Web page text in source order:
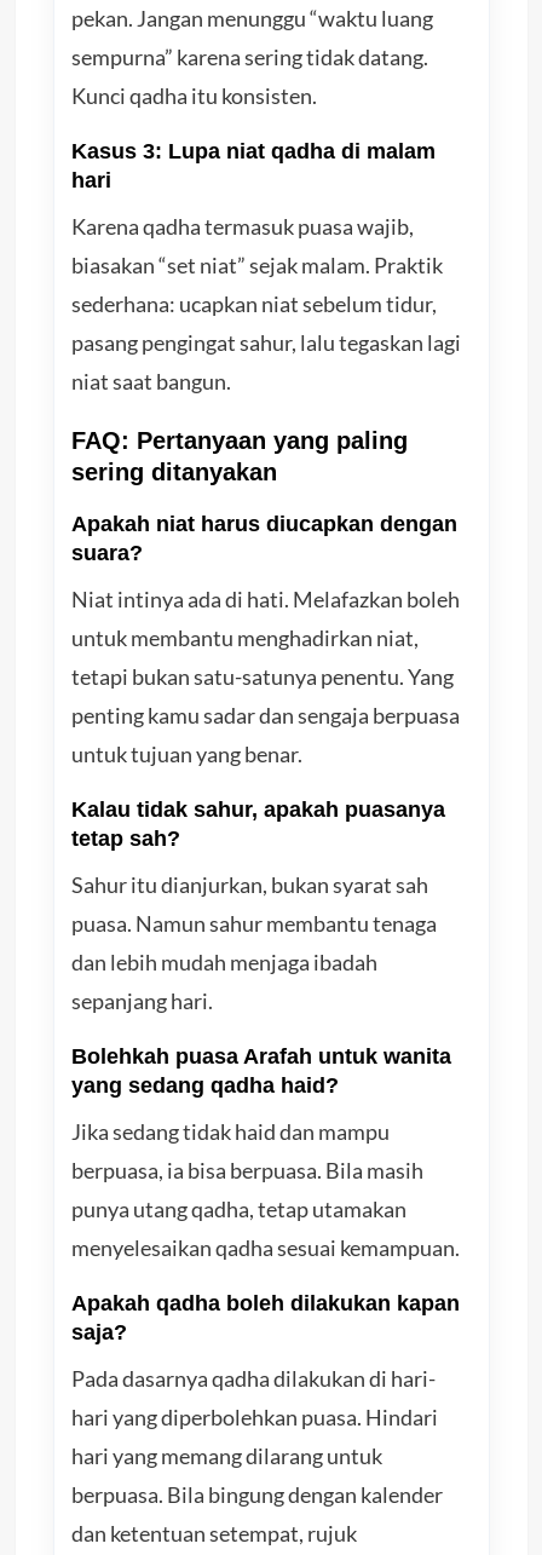
pekan. Jangan menunggu “waktu luang
sempurna” karena sering tidak datang.
Kunci qadha itu konsisten.
Kasus 3: Lupa niat qadha di malam
hari
Karena qadha termasuk puasa wajib,
biasakan “set niat” sejak malam. Praktik
sederhana: ucapkan niat sebelum tidur,
pasang pengingat sahur, lalu tegaskan lagi
niat saat bangun.
FAQ: Pertanyaan yang paling
sering ditanyakan
Apakah niat harus diucapkan dengan
suara?
Niat intinya ada di hati. Melafazkan boleh
untuk membantu menghadirkan niat,
tetapi bukan satu-satunya penentu. Yang
penting kamu sadar dan sengaja berpuasa
untuk tujuan yang benar.
Kalau tidak sahur, apakah puasanya
tetap sah?
Sahur itu dianjurkan, bukan syarat sah
puasa. Namun sahur membantu tenaga
dan lebih mudah menjaga ibadah
sepanjang hari.
Bolehkah puasa Arafah untuk wanita
yang sedang qadha haid?
Jika sedang tidak haid dan mampu
berpuasa, ia bisa berpuasa. Bila masih
punya utang qadha, tetap utamakan
menyelesaikan qadha sesuai kemampuan.
Apakah qadha boleh dilakukan kapan
saja?
Pada dasarnya qadha dilakukan di hari-
hari yang diperbolehkan puasa. Hindari
hari yang memang dilarang untuk
berpuasa. Bila bingung dengan kalender
dan ketentuan setempat, rujuk